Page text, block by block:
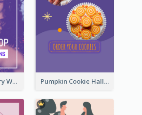
Creative Imagery Workshop Instagram Stories Pumpkin Cookie Halloween Promote Instagram Story